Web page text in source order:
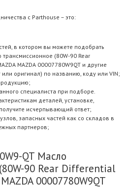
с Parthouse – это:
в котором вы можете подобрать
(80W-90 Rear
MAZDA 00007780W9QT и другие
или оригинал) по названию, коду или VIN;
специалиста при подборе.
деталей, установке,
исчерпывающий ответ;
запасных частей как со складов в
партнеров;
QT Масло
90 Rear Differential
00007780W9QT